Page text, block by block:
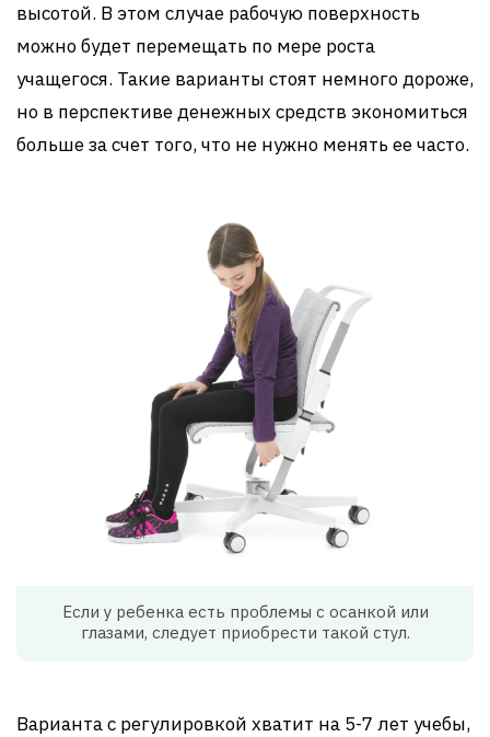
высотой. В этом случае рабочую поверхность
можно будет перемещать по мере роста
учащегося. Такие варианты стоят немного дороже,
но в перспективе денежных средств экономиться
больше за счет того, что не нужно менять ее часто.
Если у ребенка есть проблемы с осанкой или
глазами, следует приобрести такой стул.
Варианта с регулировкой хватит на 5-7 лет учебы,